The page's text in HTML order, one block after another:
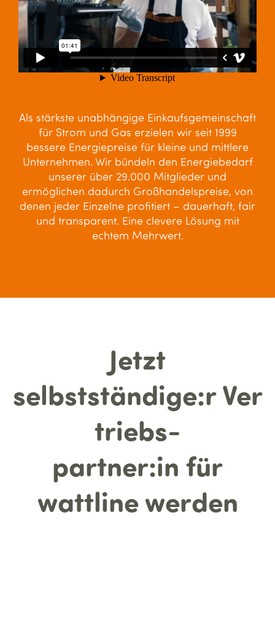
Als stärkste unabhängige Einkaufsgemeinschaft
für Strom und Gas erzielen wir seit 1999
bessere Energiepreise für kleine und mittlere
Unternehmen. Wir bündeln den Energiebedarf
unserer über 29.000 Mitglieder und
ermöglichen dadurch Großhandelspreise, von
denen jeder Einzelne profitiert – dauerhaft, fair
und transparent. Eine clevere Lösung mit
echtem Mehrwert.
Jetzt
selbstständige:rVer
triebs-
partner:in für
wattline werden